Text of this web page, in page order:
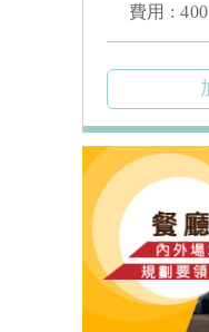
費用 : 400